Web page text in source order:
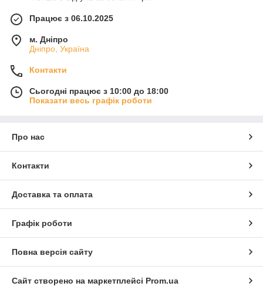
Працює з 06.10.2025
м. Дніпро
Дніпро, Україна
Контакти
Сьогодні працює з 10:00 до 18:00
Показати весь графік роботи
Про нас
Контакти
Доставка та оплата
Графік роботи
Повна версія сайту
Сайт створено на маркетплейсі Prom.ua